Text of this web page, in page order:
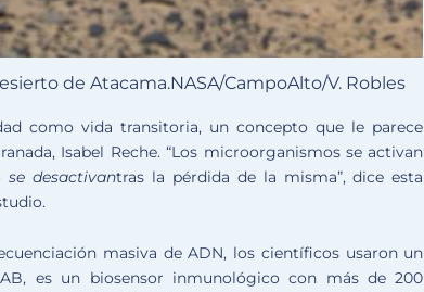
de Atacama.NASA/CampoAlto/V. Robles
como vida transitoria, un concepto que le parece
Isabel Reche. “Los microorganismos se activan
se desactivantras la pérdida de la misma”, dice esta
masiva de ADN, los científicos usaron un
es un biosensor inmunológico con más de 200